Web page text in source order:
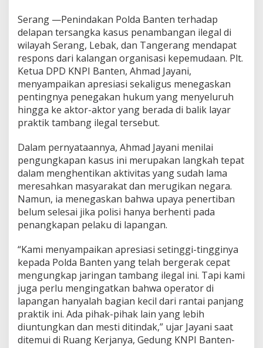
Serang —Penindakan Polda Banten terhadap
delapan tersangka kasus penambangan ilegal di
wilayah Serang, Lebak, dan Tangerang mendapat
respons dari kalangan organisasi kepemudaan. Plt.
Ketua DPD KNPI Banten, Ahmad Jayani,
menyampaikan apresiasi sekaligus menegaskan
pentingnya penegakan hukum yang menyeluruh
hingga ke aktor-aktor yang berada di balik layar
praktik tambang ilegal tersebut.
Dalam pernyataannya, Ahmad Jayani menilai
pengungkapan kasus ini merupakan langkah tepat
dalam menghentikan aktivitas yang sudah lama
meresahkan masyarakat dan merugikan negara.
Namun, ia menegaskan bahwa upaya penertiban
belum selesai jika polisi hanya berhenti pada
penangkapan pelaku di lapangan.
“Kami menyampaikan apresiasi setinggi-tingginya
kepada Polda Banten yang telah bergerak cepat
mengungkap jaringan tambang ilegal ini. Tapi kami
juga perlu mengingatkan bahwa operator di
lapangan hanyalah bagian kecil dari rantai panjang
praktik ini. Ada pihak-pihak lain yang lebih
diuntungkan dan mesti ditindak,” ujar Jayani saat
ditemui di Ruang Kerjanya, Gedung KNPI Banten-